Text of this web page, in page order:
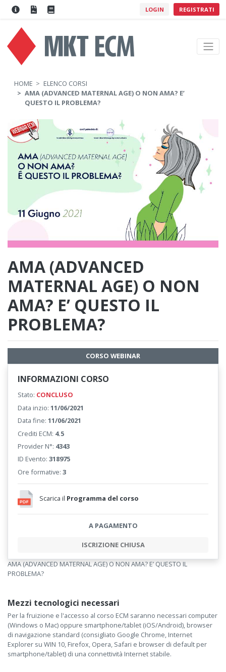
LOGIN REGISTRATI
HOME
ELENCO CORSI
AMA (ADVANCED MATERNAL AGE) O NON AMA? E’
QUESTO IL PROBLEMA?
AMA (ADVANCED
MATERNAL AGE) O NON
AMA? E’ QUESTO IL
PROBLEMA?
CORSO WEBINAR
INFORMAZIONI CORSO
Stato: CONCLUSO
Data inzio:11/06/2021
Data fine:11/06/2021
Crediti ECM: 4.5
Provider N°: 4343
ID Evento:318975
Ore formative:3
Scarica il Programma del corso
A PAGAMENTO
ISCRIZIONE CHIUSA
AMA (ADVANCED MATERNAL AGE) O NON AMA? E’ QUESTO IL
PROBLEMA?
Mezzi tecnologici necessari
Per la fruizione e l'accesso al corso ECM saranno necessari computer
(Windows o Mac) oppure smartphone/tablet (iOS/Android), browser
di navigazione standard (consigliato Google Chrome, Internet
Explorer su WIN 10, Firefox, Opera, Safari e browser di default per
smartphone/tablet) di una connettività Internet stabile.